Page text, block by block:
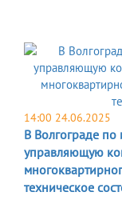
14:00 24.06.2025
В Волгограде по
управляющую
техническое